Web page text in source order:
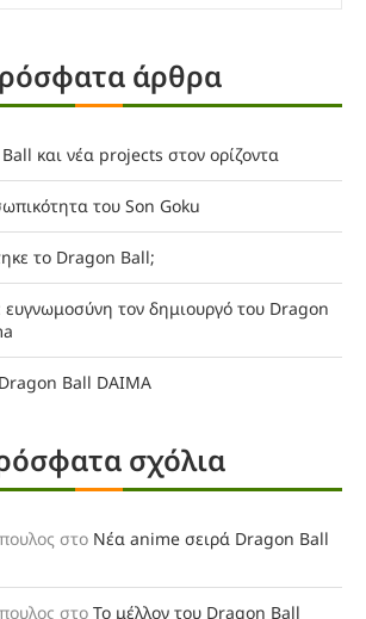
άρθρα
και νέα projects στον ορίζοντα
του Son Goku
το Dragon Ball;
ευγνωμοσύνη τον δημιουργό του Dragon
Ball DAIMA
σχόλια
στο Νέα anime σειρά Dragon Ball
στο Το μέλλον του Dragon Ball